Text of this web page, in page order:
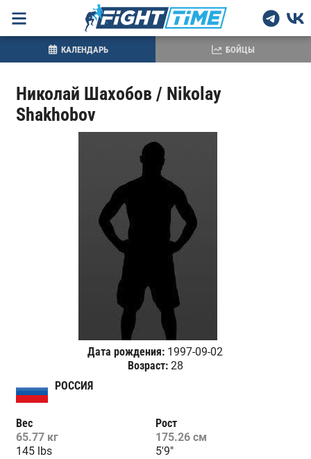
Николай Шахобов / Nikolay
Shakhobov
Дата рождения: 1997-09-02
Возраст:28
РОССИЯ
Вес
65.77 кг
145 lbs
Рост
175.26 см
5'9"
КАЛЕНДАРЬ БОЙЦЫ